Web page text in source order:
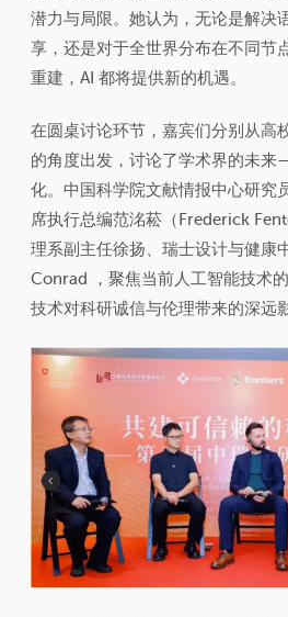
潜力与局限。她认为，无论是解决
享，还是对于全世界分布在不同节
重建，AI 都将提供新的机遇。
在圆桌讨论环节，嘉宾们分别从高
的角度出发，讨论了学术界的未
化。中国科学院文献情报中心研究
席执行总编范洺菘（Frederick
理系副主任徐扬、瑞士设计与健康
Conrad ，聚焦当前人工智能技术
技术对科研诚信与伦理带来的深远